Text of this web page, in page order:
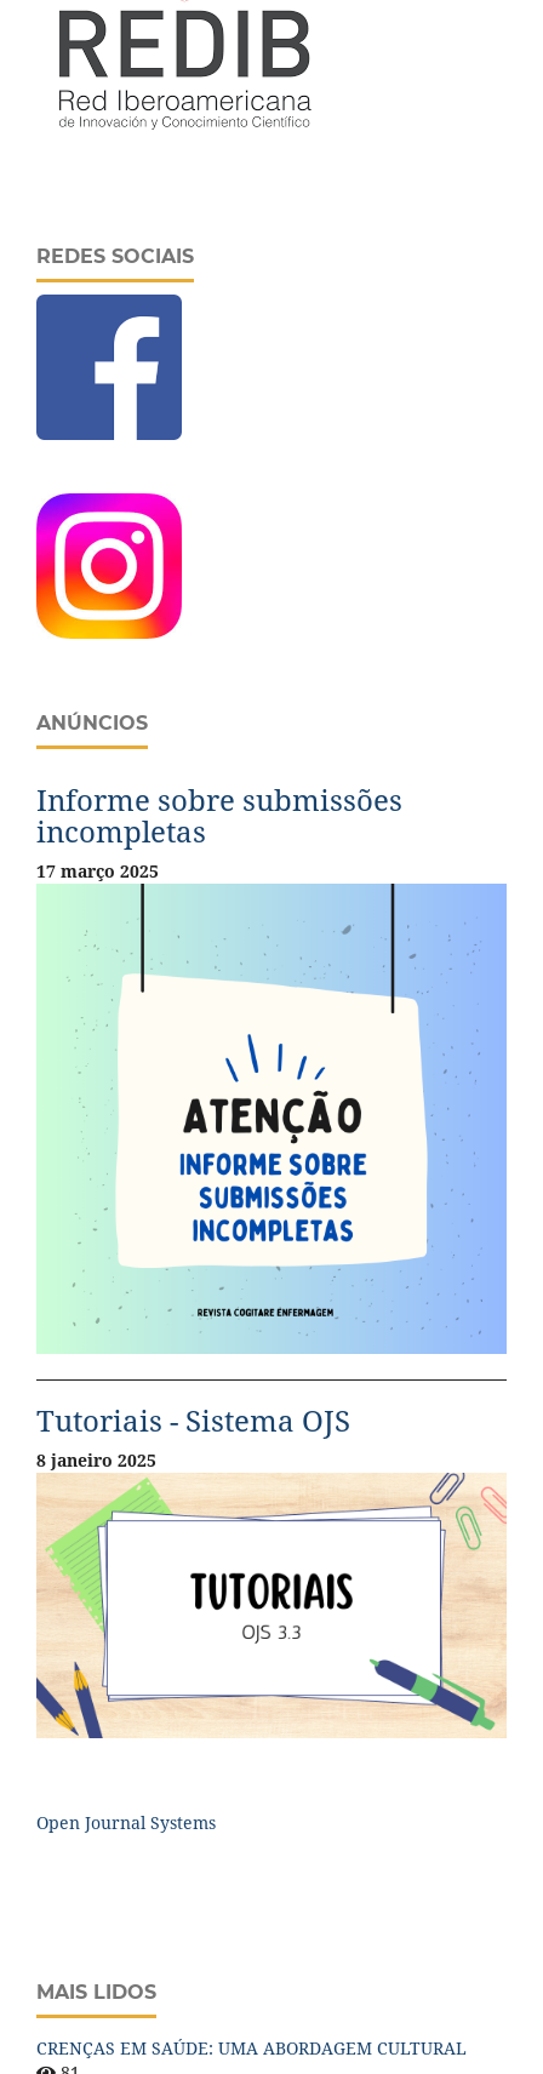
REDES SOCIAIS
ANÚNCIOS
Informe sobre submissões
incompletas
17 março 2025
Tutoriais - Sistema OJS
8 janeiro 2025
Open Journal Systems
MAIS LIDOS
CRENÇAS EM SAÚDE: UMA ABORDAGEM CULTURAL